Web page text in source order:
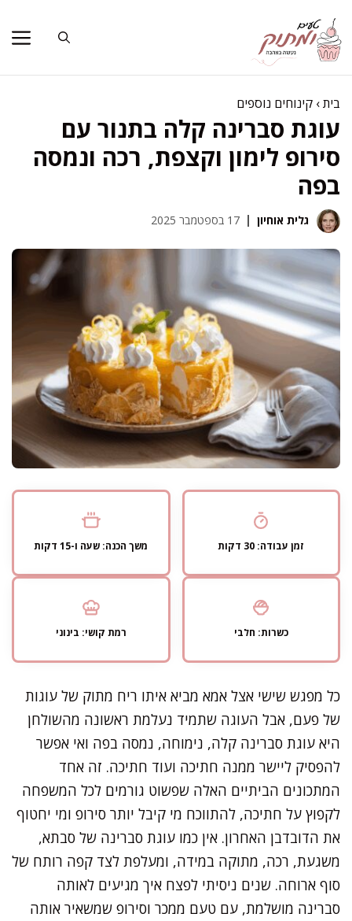
לתוכן
בית› קינוחים נוספים
עוגת סברינה קלה בתנור עם
סירופ לימון וקצפת, רכה ונמסה
בפה
גלית אוחיון 17 בספטמבר 2025
זמן עבודה: 30 דקות משך הכנה: שעה ו-15 דקות
כשרות: חלבי רמת קושי: בינוני
כל מפגש שישי אצל אמא מביא איתו ריח מתוק של עוגות
של פעם, אבל העוגה שתמיד נעלמת ראשונה מהשולחן
היא עוגת סברינה קלה, נימוחה, נמסה בפה ואי אפשר
להפסיק ליישר ממנה חתיכה ועוד חתיכה. זה אחד
המתכונים הביתיים האלה שפשוט גורמים לכל המשפחה
לקפוץ על חתיכה, להתווכח מי קיבל יותר סירופ ומי יחטוף
את הדובדבן האחרון. אין כמו עוגת סברינה של סבתא,
משגעת, רכה, מתוקה במידה, ומעלפת לצד קפה רותח של
סוף ארוחה. שנים ניסיתי לפצח איך מגיעים לאותה
סברינה מושלמת, עם טעם ממכר וסירופ שמשאיר אותה